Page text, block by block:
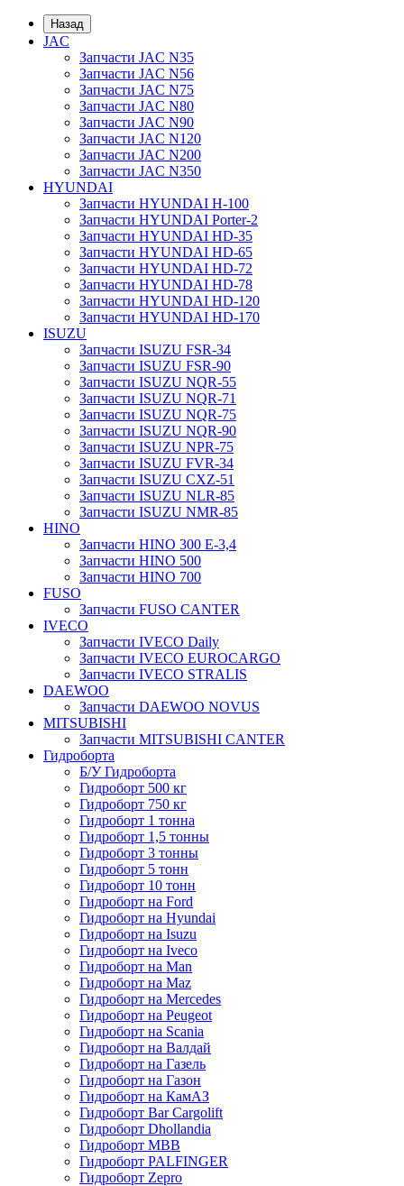
Назад
JAC
Запчасти JAC N35
Запчасти JAC N56
Запчасти JAC N75
Запчасти JAC N80
Запчасти JAC N90
Запчасти JAC N120
Запчасти JAC N200
Запчасти JAC N350
HYUNDAI
Запчасти HYUNDAI H-100
Запчасти HYUNDAI Porter-2
Запчасти HYUNDAI HD-35
Запчасти HYUNDAI HD-65
Запчасти HYUNDAI HD-72
Запчасти HYUNDAI HD-78
Запчасти HYUNDAI HD-120
Запчасти HYUNDAI HD-170
ISUZU
Запчасти ISUZU FSR-34
Запчасти ISUZU FSR-90
Запчасти ISUZU NQR-55
Запчасти ISUZU NQR-71
Запчасти ISUZU NQR-75
Запчасти ISUZU NQR-90
Запчасти ISUZU NPR-75
Запчасти ISUZU FVR-34
Запчасти ISUZU CXZ-51
Запчасти ISUZU NLR-85
Запчасти ISUZU NMR-85
HINO
Запчасти HINO 300 E-3,4
Запчасти HINO 500
Запчасти HINO 700
FUSO
Запчасти FUSO CANTER
IVECO
Запчасти IVECO Daily
Запчасти IVECO EUROCARGO
Запчасти IVECO STRALIS
DAEWOO
Запчасти DAEWOO NOVUS
MITSUBISHI
Запчасти MITSUBISHI CANTER
Гидроборта
Б/У Гидроборта
Гидроборт 500 кг
Гидроборт 750 кг
Гидроборт 1 тонна
Гидроборт 1,5 тонны
Гидроборт 3 тонны
Гидроборт 5 тонн
Гидроборт 10 тонн
Гидроборт на Ford
Гидроборт на Hyundai
Гидроборт на Isuzu
Гидроборт на Iveco
Гидроборт на Man
Гидроборт на Maz
Гидроборт на Mercedes
Гидроборт на Peugeot
Гидроборт на Scania
Гидроборт на Валдай
Гидроборт на Газель
Гидроборт на Газон
Гидроборт на КамАЗ
Гидроборт Bar Cargolift
Гидроборт Dhollandia
Гидроборт MBB
Гидроборт PALFINGER
Гидроборт Zepro